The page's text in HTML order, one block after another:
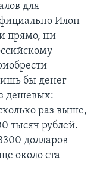
для
Илон
прямо, ни
бы денег
дешевых:
раз выше,
тысяч рублей.
долларов
около ста